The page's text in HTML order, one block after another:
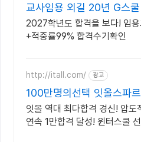
교사임용 외길 20년 G스
문학원
2027학년도 합격을 보다! 임
+적중률99% 합격수기확인
http://itall.com/ 광고
100만명의선택 잇올스파
잇올 역대 최다합격 경신! 압도
연속 1만합격 달성! 윈터스쿨